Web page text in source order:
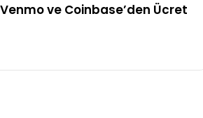
ve Coinbase’den Ücret